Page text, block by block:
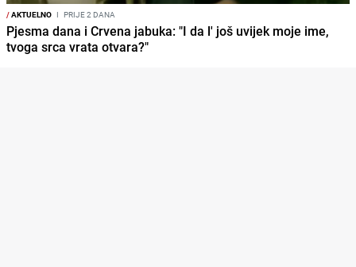
/AKTUELNO I PRIJE 2 DANA
Pjesma dana i Crvena jabuka: "I da l' još uvijek moje ime,
tvoga srca vrata otvara?"